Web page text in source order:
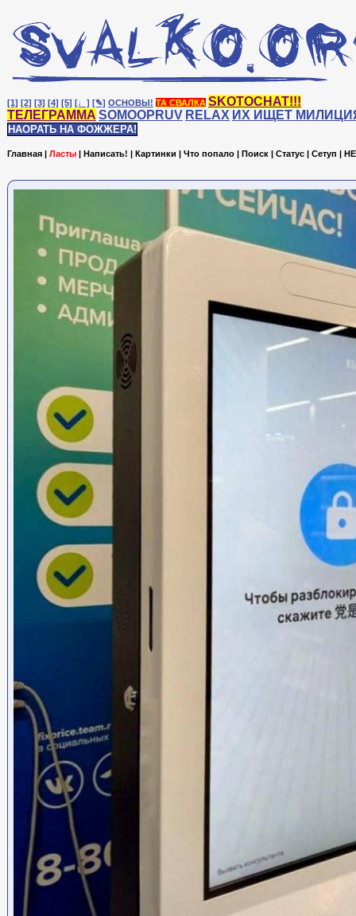
[1] [2] [3] [4] [5] [♩] [✎] ОСНОВЫ! ТА СВАЛКА SKOTOCHAT!!!
ТЕЛЕГРАММА SOMOOPRUV RELAX ИХ ИЩЕТ
НАОРАТЬ НА ФОЖЖЕРА!
Главная | Ласты | Написать! | Картинки | Что попало | Поиск | Статус | Сетуп |